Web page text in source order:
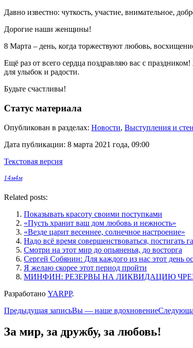
Давно известно: чуткость, участие, внимательное,
Дорогие наши женщины!
8 Марта – день, когда торжествуют любовь,
Ещё раз от всего сердца поздравляю вас с
для улыбок и радости.
Будьте счастливы!
Статус материала
Опубликован в разделах: Новости, Выступления и
Дата публикации: 8 марта 2021 года, 09:00
Текстовая версия
14м4м
Related posts:
Показывать красоту своими поступками
«Пусть хранит ваш дом любовь и нежность»
«Везде царит весеннее, солнечное настроение»
Надо всё время совершенствоваться, постигать
Смотри на этот мир до опьяненья, до восторга
Сергей Собянин: Для каждого из нас этот день
Я желаю скорее этот период пройти
МИНФИН: РЕЗЕРВЫ НА ЛИКВИДАЦИЮ
Разработано YARPP.
Навигация
по
записям
Предыдущая записьВы — наше вдохновение
За мир, за дружбу, за любовь!